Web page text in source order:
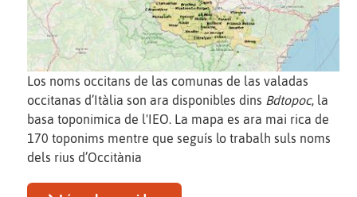
Los noms occitans de las comunas de las valadas
occitanas d’Itàlia son ara disponibles dins Bdtopoc, la
basa toponimica de l'IEO. La mapa es ara mai rica de
170 toponims mentre que seguís lo trabalh suls noms
dels rius d’Occitània